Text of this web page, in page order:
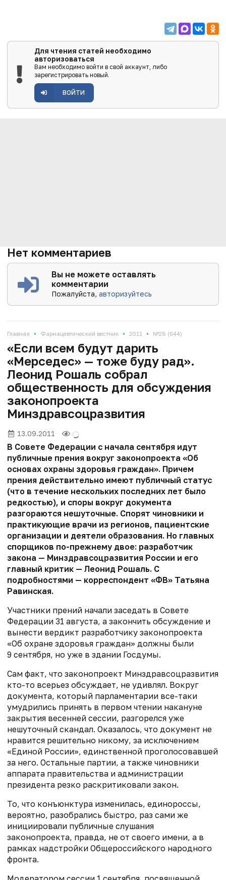
Для чтения статей необходимо
авторизоваться
Вам необходимо войти в свой аккаунт, либо
зарегистрировать новый.
ВОЙТИ
Нет комментариев
Вы не можете оставлять
комментарии
Пожалуйста,авторизуйтесь
Главная • Фармацевтический вестник • 2011 • №28 (644)
«Если всем будут дарить
«Мерседес» — тоже буду рад».
Леонид Рошаль собрал
общественность для обсуждения
законопроекта
Минздравсоцразвития
13.09.2011
В Совете Федерации с начала сентября идут
публичные прения вокруг законопроекта «Об
основах охраны здоровья граждан». Причем
прения действительно имеют публичный статус
(что в течение нескольких последних лет было
редкостью), и споры вокруг документа
разгораются нешуточные. Спорят чиновники и
практикующие врачи из регионов, пациентские
организации и деятели образования. Но главных
спорщиков по-прежнему двое: разработчик
закона — Минздравсоцразвития России и его
главный критик — Леонид Рошаль. С
подробностями — корреспондент «ФВ» Татьяна
Равинская.
Участники прений начали заседать в Совете
Федерации 31 августа, а закончить обсуждение и
вынести вердикт разработчику законопроекта
«Об охране здоровья граждан» должны были
9 сентября, но уже в здании Госдумы.
Сам факт, что законопроект Минздравсоцразвития
кто-то всерьез обсуждает, не удивлял. Вокруг
документа, который парламентарии все-таки
умудрились принять в первом чтении накануне
закрытия весенней сессии, разгорелся уже
нешуточный скандал. Оказалось, что документ не
нравится решительно никому, за исключением
«Единой России», единственной проголосовавшей
за него. Остальные партии, а также чиновники
аппарата правительства и администрации
президента резко раскритиковали закон.
То, что конъюнктура изменилась, единороссы,
вероятно, разобрались быстро, раз сами же
инициировали публичные слушания
законопроекта, правда, не от своего имени, а в
рамках надстройки Общероссийского народного
фронта.